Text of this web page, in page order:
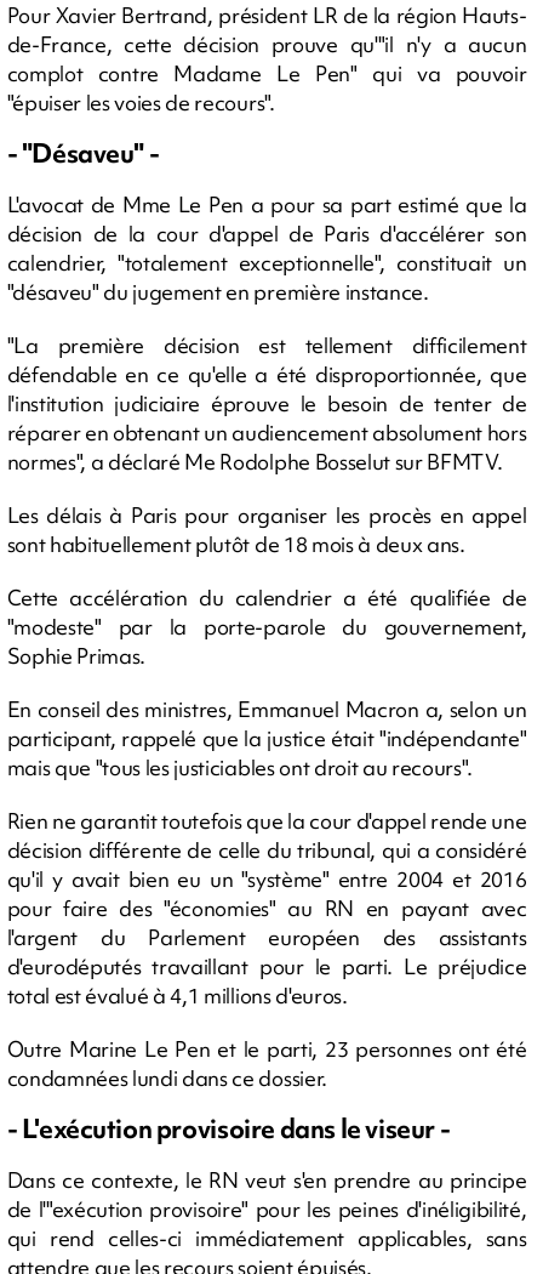
Pour Xavier Bertrand, président LR de la région Hauts-
de-France, cette décision prouve qu'"il n'y a aucun
complot contre Madame Le Pen" qui va pouvoir
"épuiser les voies de recours".
- "Désaveu" -
L'avocat de Mme Le Pen a pour sa part estimé que la
décision de la cour d'appel de Paris d'accélérer son
calendrier, "totalement exceptionnelle", constituait un
"désaveu" du jugement en première instance.
"La première décision est tellement difficilement
défendable en ce qu'elle a été disproportionnée, que
l'institution judiciaire éprouve le besoin de tenter de
réparer en obtenant un audiencement absolument hors
normes", a déclaré Me Rodolphe Bosselut sur BFMTV.
Les délais à Paris pour organiser les procès en appel
sont habituellement plutôt de 18 mois à deux ans.
Cette accélération du calendrier a été qualifiée de
"modeste" par la porte-parole du gouvernement,
Sophie Primas.
En conseil des ministres, Emmanuel Macron a, selon un
participant, rappelé que la justice était "indépendante"
mais que "tous les justiciables ont droit au recours".
Rien ne garantit toutefois que la cour d'appel rende une
décision différente de celle du tribunal, qui a considéré
qu'il y avait bien eu un "système" entre 2004 et 2016
pour faire des "économies" au RN en payant avec
l'argent du Parlement européen des assistants
d'eurodéputés travaillant pour le parti. Le préjudice
total est évalué à 4,1 millions d'euros.
Outre Marine Le Pen et le parti, 23 personnes ont été
condamnées lundi dans ce dossier.
- L'exécution provisoire dans le viseur -
Dans ce contexte, le RN veut s'en prendre au principe
de l'"exécution provisoire" pour les peines d'inéligibilité,
qui rend celles-ci immédiatement applicables, sans
attendre que les recours soient épuisés.